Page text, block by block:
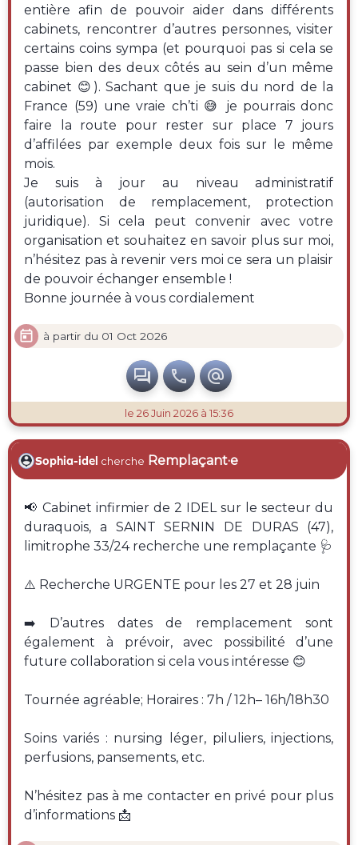
entière afin de pouvoir aider dans différents
cabinets, rencontrer d’autres personnes, visiter
certains coins sympa (et pourquoi pas si cela se
passe bien des deux côtés au sein d’un même
cabinet 😊). Sachant que je suis du nord de la
France (59) une vraie ch’ti 😅 je pourrais donc
faire la route pour rester sur place 7 jours
d’affilées par exemple deux fois sur le même
mois.
Je suis à jour au niveau administratif
(autorisation de remplacement, protection
juridique). Si cela peut convenir avec votre
organisation et souhaitez en savoir plus sur moi,
n’hésitez pas à revenir vers moi ce sera un plaisir
de pouvoir échanger ensemble !
Bonne journée à vous cordialement
 à partir du 01 Oct 2026
  
le 26 Juin 2026 à 15:36
Sophia-idel cherche Remplaçant·e
📢 Cabinet infirmier de 2 IDEL sur le secteur du
duraquois, a SAINT SERNIN DE DURAS (47),
limitrophe 33/24 recherche une remplaçante 🩺
⚠️ Recherche URGENTE pour les 27 et 28 juin
➡️ D’autres dates de remplacement sont
également à prévoir, avec possibilité d’une
future collaboration si cela vous intéresse 😊
Tournée agréable; Horaires : 7h / 12h– 16h/18h30
Soins variés : nursing léger, piluliers, injections,
perfusions, pansements, etc.
N’hésitez pas à me contacter en privé pour plus
d’informations 📩